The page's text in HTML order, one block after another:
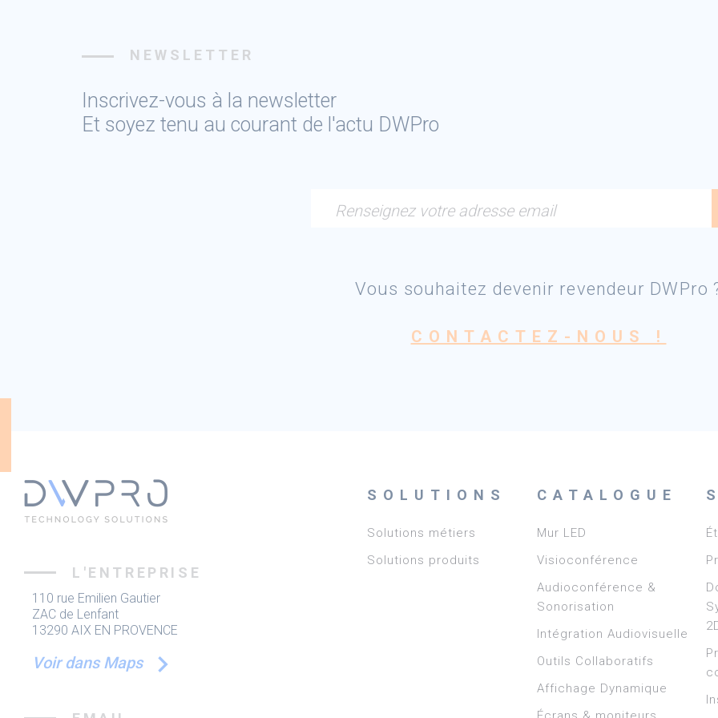
NEWSLETTER
Inscrivez-vous à la newsletter
Et soyez tenu au courant de l'actu DWPro
Renseignez votre adresse email
Vous souhaitez devenir revendeur DWPro
CONTACTEZ-NOUS !
L'ENTREPRISE
110 rue Emilien Gautier
ZAC de Lenfant
13290 AIX EN PROVENCE
Voir dans Maps
SOLUTIONS
Solutions métiers
Solutions produits
CATALOGUE
Mur LED
Visioconférence
Audioconférence &
Sonorisation
Intégration Audiovisuelle
Outils Collaboratifs
Affichage Dynamique